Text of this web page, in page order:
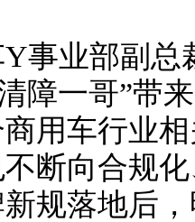
业部副总
一哥”带来
车行业相
断向合规
规落地后